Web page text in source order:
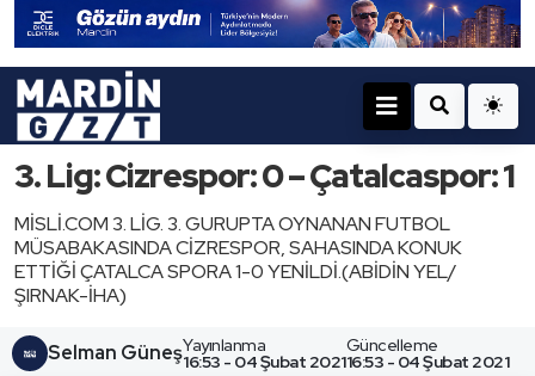
3. Lig: Cizrespor: 0 – Çatalcaspor: 1
MİSLİ.COM 3. LİG. 3. GURUPTA OYNANAN FUTBOL
MÜSABAKASINDA CİZRESPOR, SAHASINDA KONUK
ETTİĞİ ÇATALCA SPORA 1-0 YENİLDİ.(ABİDİN YEL/
ŞIRNAK-İHA)
Selman GüneşYayınlanma
16:53 - 04 Şubat 2021
Güncelleme
16:53 - 04 Şubat 2021